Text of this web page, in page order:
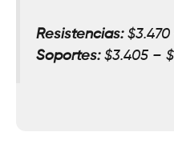
Resistencias:$3.470
Soportes: $3.405 –